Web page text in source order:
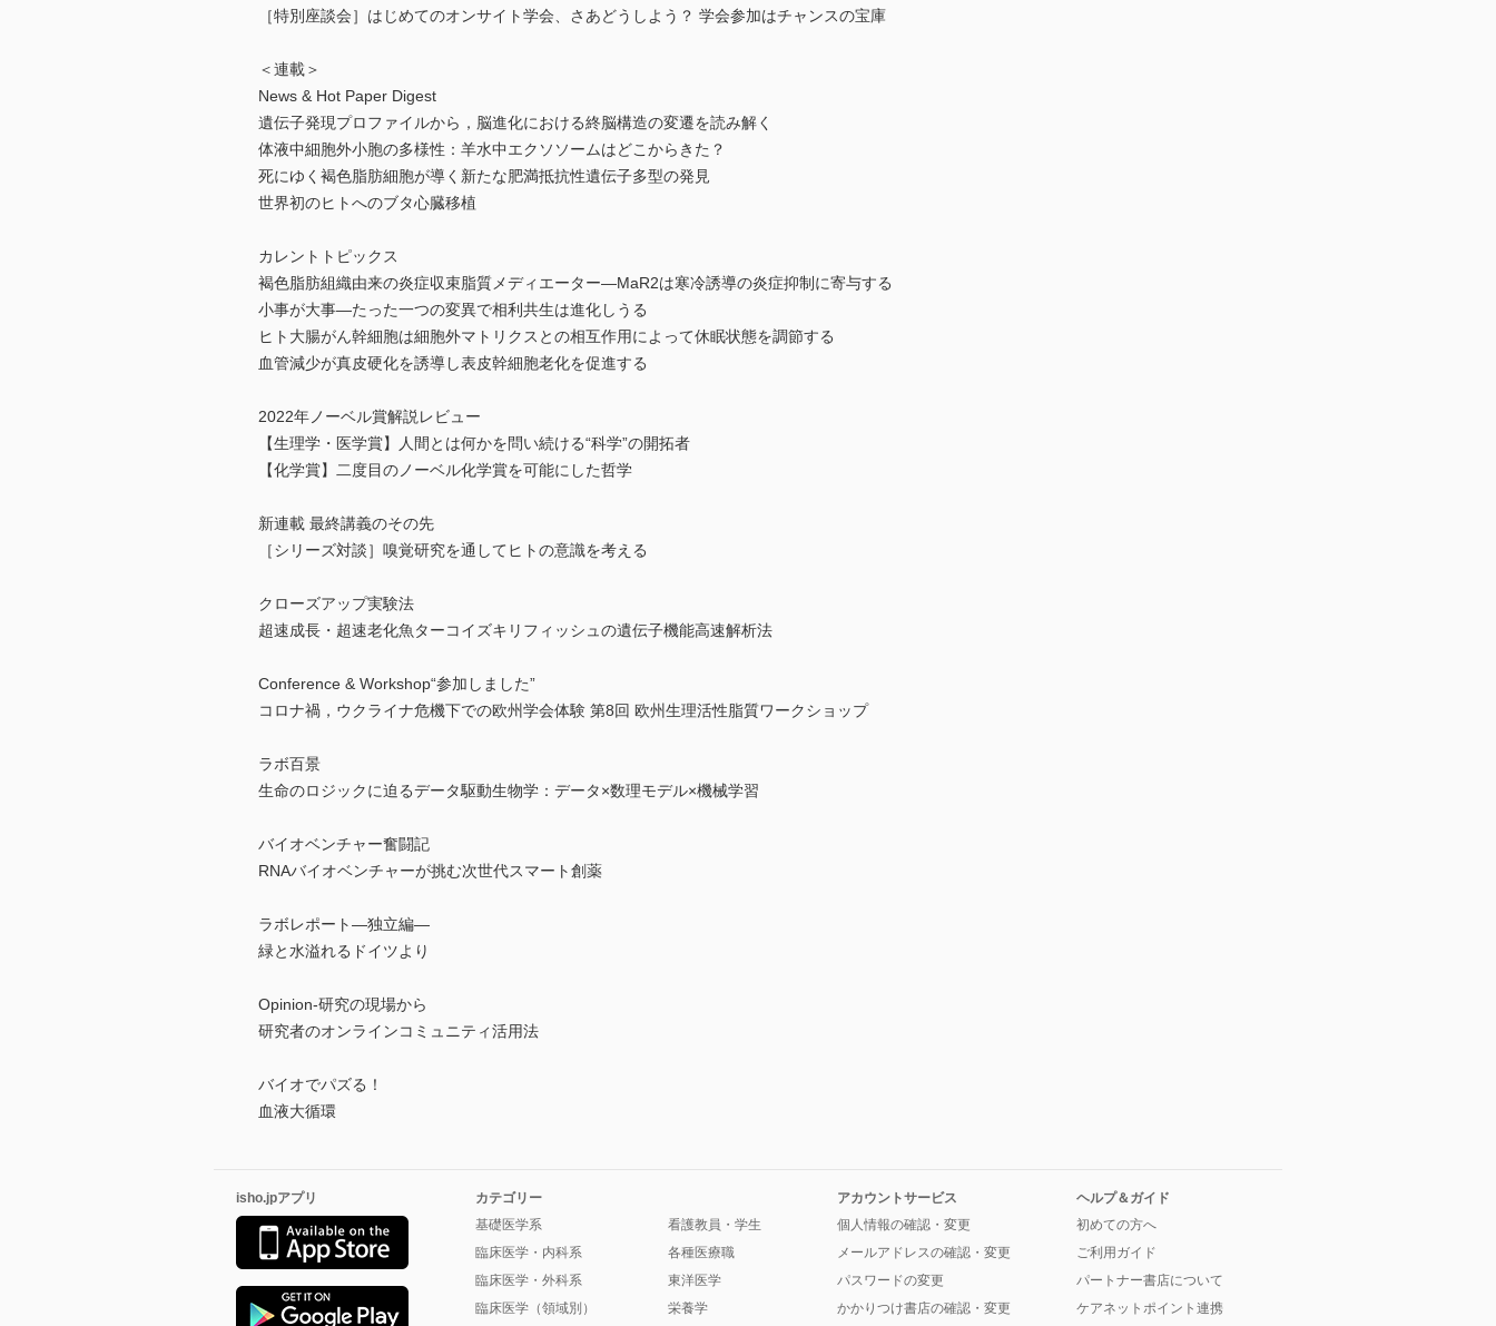
［特別座談会］はじめてのオンサイト学会、さあどうしよう？ 学会参加はチャンスの宝庫
＜連載＞
News & Hot Paper Digest
遺伝子発現プロファイルから，脳進化における終脳構造の変遷を読み解く
体液中細胞外小胞の多様性：羊水中エクソソームはどこからきた？
死にゆく褐色脂肪細胞が導く新たな肥満抵抗性遺伝子多型の発見
世界初のヒトへのブタ心臓移植
カレントトピックス
褐色脂肪組織由来の炎症収束脂質メディエーター―MaR2は寒冷誘導の炎症抑制に寄与する
小事が大事―たった一つの変異で相利共生は進化しうる
ヒト大腸がん幹細胞は細胞外マトリクスとの相互作用によって休眠状態を調節する
血管減少が真皮硬化を誘導し表皮幹細胞老化を促進する
2022年ノーベル賞解説レビュー
【生理学・医学賞】人間とは何かを問い続ける“科学”の開拓者
【化学賞】二度目のノーベル化学賞を可能にした哲学
新連載 最終講義のその先
［シリーズ対談］嗅覚研究を通してヒトの意識を考える
クローズアップ実験法
超速成長・超速老化魚ターコイズキリフィッシュの遺伝子機能高速解析法
Conference & Workshop“参加しました”
コロナ禍，ウクライナ危機下での欧州学会体験 第8回 欧州生理活性脂質ワークショップ
ラボ百景
生命のロジックに迫るデータ駆動生物学：データ×数理モデル×機械学習
バイオベンチャー奮闘記
RNAバイオベンチャーが挑む次世代スマート創薬
ラボレポート―独立編―
緑と水溢れるドイツより
Opinion-研究の現場から
研究者のオンラインコミュニティ活用法
バイオでパズる！
血液大循環
isho.jpアプリ
カテゴリー
基礎医学系
臨床医学・内科系
臨床医学・外科系
臨床医学（領域別）
看護教員・学生
各種医療職
東洋医学
栄養学
アカウントサービス
個人情報の確認・変更
メールアドレスの確認・変更
パスワードの変更
かかりつけ書店の確認・変更
ヘルプ＆ガイド
初めての方へ
ご利用ガイド
パートナー書店について
ケアネットポイント連携